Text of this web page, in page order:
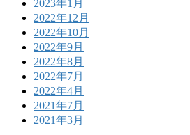
2023年1月
2022年12月
2022年10月
2022年9月
2022年8月
2022年7月
2022年4月
2021年7月
2021年3月